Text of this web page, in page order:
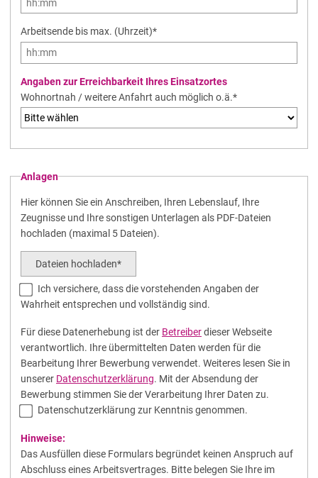
Arbeitsende bis max. (Uhrzeit)*
Angaben zur Erreichbarkeit Ihres Einsatzortes
Pflichtfeld
Wohnortnah / weitere Anfahrt auch möglich o.ä.*
Anlagen
Hier können Sie ein Anschreiben, Ihren Lebenslauf, Ihre
Zeugnisse und Ihre sonstigen Unterlagen als PDF-Dateien
hochladen (maximal 5 Dateien).
Dateien hochladen*
Ich versichere, dass die vorstehenden Angaben der
Wahrheit entsprechen und vollständig sind.
Für diese Datenerhebung ist der Betreiberdieser Webseite
verantwortlich. Ihre übermittelten Daten werden für die
Bearbeitung Ihrer Bewerbung verwendet. Weiteres lesen Sie in
unserer Datenschutzerklärung. Mit der Absendung der
Bewerbung stimmen Sie der Verarbeitung Ihrer Daten zu.
Datenschutzerklärung zur Kenntnis genommen.
Hinweise:
Das Ausfüllen diese Formulars begründet keinen Anspruch auf
Abschluss eines Arbeitsvertrages. Bitte belegen Sie Ihre im